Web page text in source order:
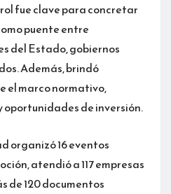
fue clave para concretar
puente entre
del Estado, gobiernos
Además, brindó
el marco normativo,
oportunidades de inversión.
organizó 16 eventos
atendió a 117 empresas
de 120 documentos